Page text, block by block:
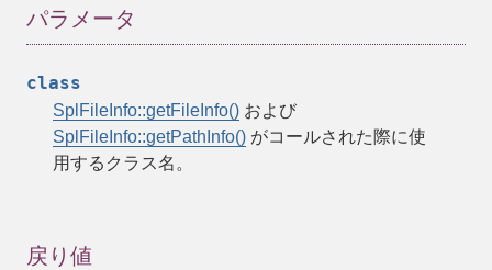
パラメータ
class
SplFileInfo::getFileInfo() および
SplFileInfo::getPathInfo() がコールされた際に使
用するクラス名。
戻り値